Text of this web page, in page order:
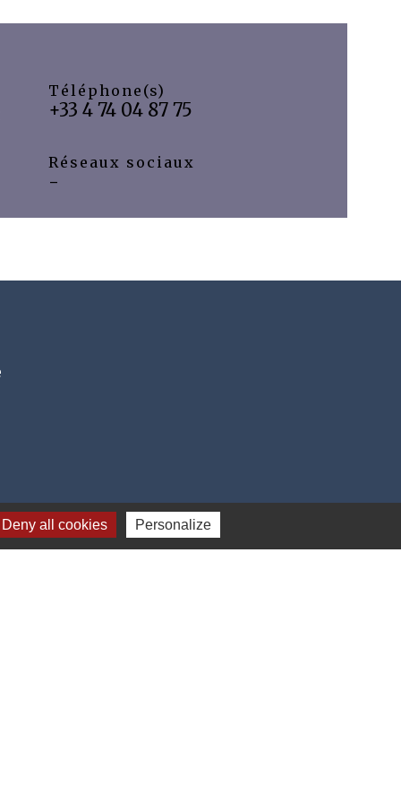
Téléphone(s)
+33 4 74 04 87 75
Réseaux sociaux
-
Deny all cookies Personalize